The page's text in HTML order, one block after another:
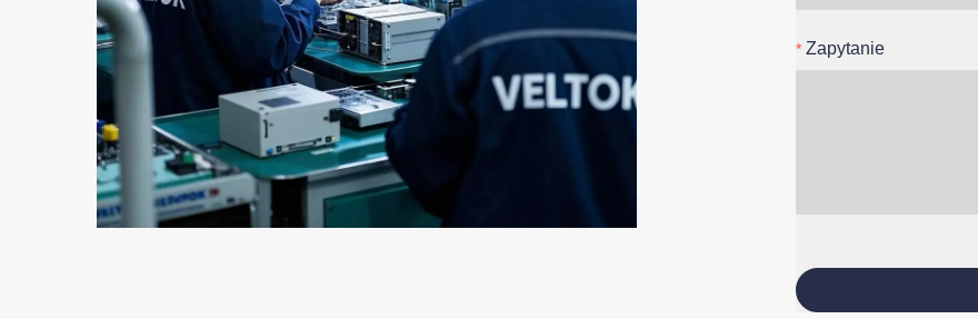
Zapytanie